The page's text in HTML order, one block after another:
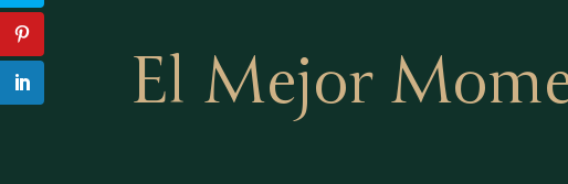
El Mejor